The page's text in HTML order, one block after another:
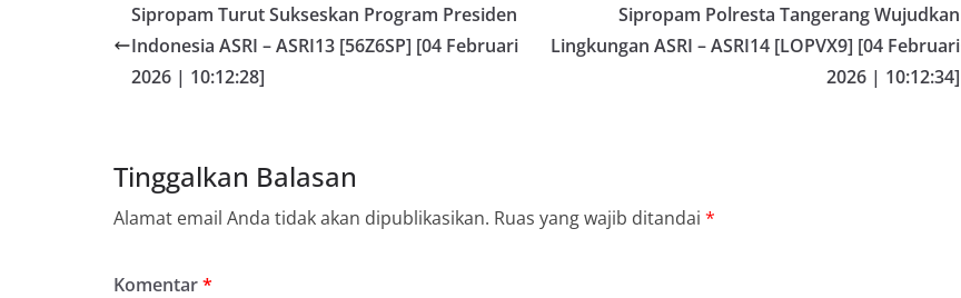
Sipropam Turut Sukseskan Program Presiden
Indonesia ASRI – ASRI13 [56Z6SP] [04 Februari
2026 | 10:12:28]
Sipropam Polresta Tangerang Wujudkan
Lingkungan ASRI – ASRI14 [LOPVX9] [04 Februari
2026 | 10:12:34]
Tinggalkan Balasan
Alamat email Anda tidak akan dipublikasikan. Ruas yang wajib ditandai *
Komentar*